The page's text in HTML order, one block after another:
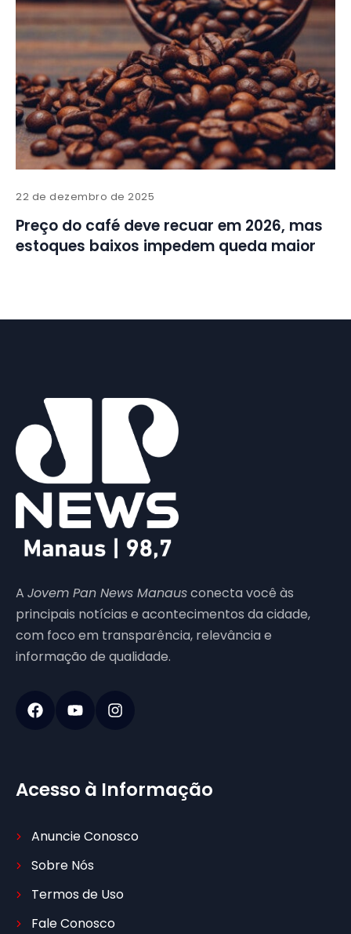
22 de dezembro de 2025
Preço do café deve recuar em 2026, mas
estoques baixos impedem queda maior
A Jovem Pan News Manausconecta você às
principais notícias e acontecimentos da cidade,
com foco em transparência, relevância e
informação de qualidade.
Acesso à Informação
Anuncie Conosco
Sobre Nós
Termos de Uso
Fale Conosco